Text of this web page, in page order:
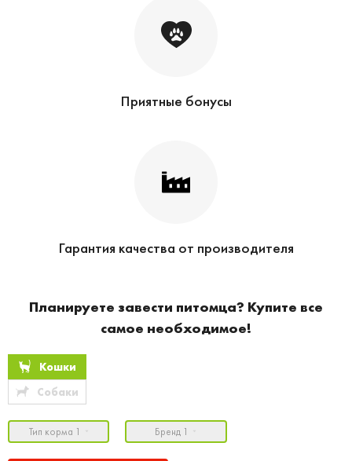
Приятные бонусы
Гарантия качества от производителя
Планируете завести питомца? Купите все
самое необходимое!
Кошки
Собаки
Тип корма 1 Бренд 1